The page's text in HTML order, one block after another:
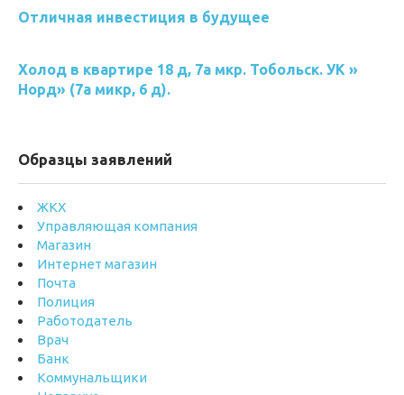
Отличная инвестиция в будущее
Холод в квартире 18 д, 7а мкр. Тобольск. УК »
Норд» (7а микр, 6 д).
Образцы заявлений
ЖКХ
Управляющая компания
Магазин
Интернет магазин
Почта
Полиция
Работодатель
Врач
Банк
Коммунальщики